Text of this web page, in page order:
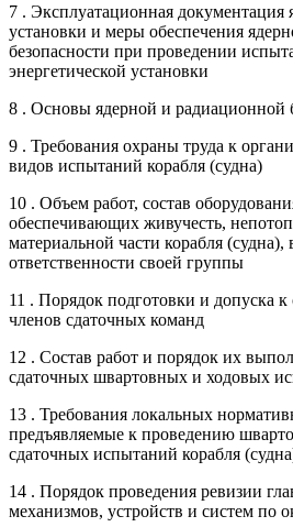
7 . Эксплуатационная документация
установки и меры обеспечения
безопасности при проведении
энергетической установки
8 . Основы ядерной и радиационной
9 . Требования охраны труда к
видов испытаний корабля (судна)
10 . Объем работ, состав
обеспечивающих живучесть,
материальной части корабля (судна),
ответственности своей группы
11 . Порядок подготовки и допуска
членов сдаточных команд
12 . Состав работ и порядок их
сдаточных швартовных и ходовых
13 . Требования локальных
предъявляемые к проведению
сдаточных испытаний корабля
14 . Порядок проведения ревизии
механизмов, устройств и систем по